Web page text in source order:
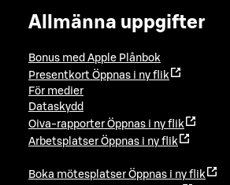
Allmänna uppgifter
Bonus med Apple Plånbok
Presentkort Öppnas i ny flik
För medier
Dataskydd
Oiva-rapporter Öppnas i ny flik
Arbetsplatser Öppnas i ny flik
Boka mötesplatser Öppnas i ny flik